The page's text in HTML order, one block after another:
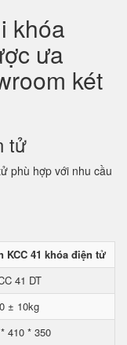
khóa
ưa
két
tử
phù hợp với nhu cầu
KCC 41 khóa điện tử
41 DT
± 10kg
410 * 350